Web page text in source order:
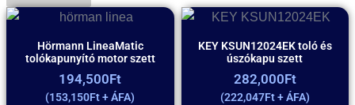
Hörmann LineaMatic
tolókapunyító motor szett
194,500Ft
(153,150Ft+ ÁFA)
KEY KSUN12024EK toló és
úszókapu szett
282,000Ft
(222,047Ft+ ÁFA)